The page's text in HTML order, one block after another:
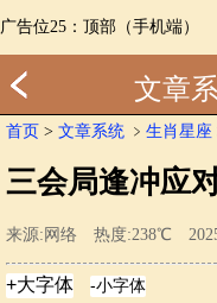
广告位25：顶部（手机端）
文章
首页 > 文章系统 ﹥ 生肖星座
三会局逢冲应
来源:网络 热度:238℃